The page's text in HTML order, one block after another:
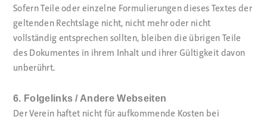
Sofern Teile oder einzelne Formulierungen dieses Textes der
geltenden Rechtslage nicht, nicht mehr oder nicht
vollständig entsprechen sollten, bleiben die übrigen Teile
des Dokumentes in ihrem Inhalt und ihrer Gültigkeit davon
unberührt.
6. Folgelinks / Andere Webseiten
Der Verein haftet nicht für aufkommende Kosten bei